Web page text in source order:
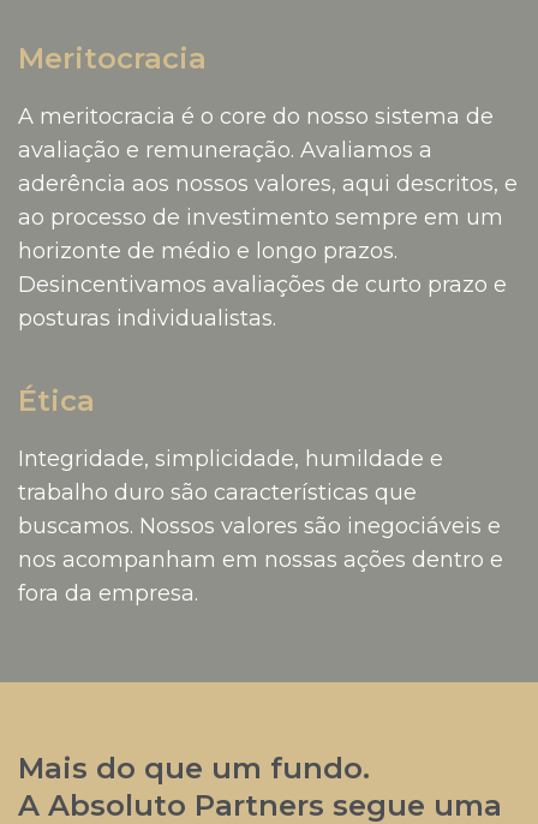
Meritocracia
A meritocracia é o core do nosso sistema de
avaliação e remuneração. Avaliamos a
aderência aos nossos valores, aqui descritos, e
ao processo de investimento sempre em um
horizonte de médio e longo prazos.
Desincentivamos avaliações de curto prazo e
posturas individualistas.
Ética
Integridade, simplicidade, humildade e
trabalho duro são características que
buscamos. Nossos valores são inegociáveis e
nos acompanham em nossas ações dentro e
fora da empresa.
Mais do que um fundo.
A Absoluto Partners segue uma